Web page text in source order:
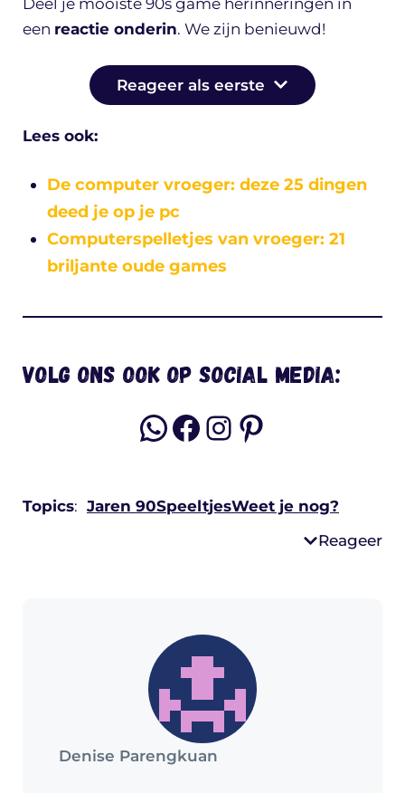
Deel je mooiste 90s game herinneringen in
een reactie onderin. We zijn benieuwd!
Reageer als eerste
Lees ook:
De computer vroeger: deze 25 dingen
deed je op je pc
Computerspelletjes van vroeger: 21
briljante oude games
Volg ons ook op social media:
WhatsApp
Facebook
Instagram
Pinterest
Topics: Jaren 90SpeeltjesWeet je nog?
Reageer
Denise Parengkuan